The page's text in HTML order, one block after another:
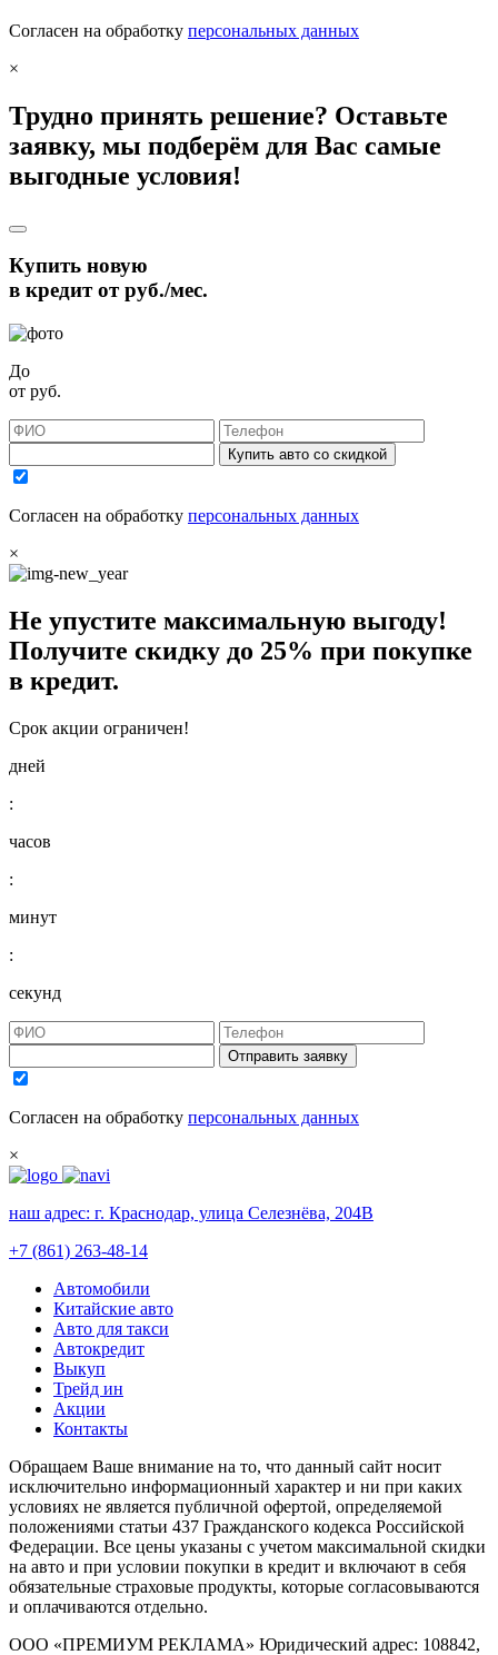
Согласен на обработку персональных данных
×
Трудно принять решение? Оставьте
заявку, мы подберём для Вас самые
выгодные условия!
Купить новую
в кредит отруб./мес.
До
от руб.
Купить авто со скидкой
Согласен на обработку персональных данных
×
Не упустите максимальную выгоду!
Получите скидку до 25% при покупке
в кредит.
Срок акции ограничен!
дней
:
часов
:
минут
:
секунд
Отправить заявку
Согласен на обработку персональных данных
×
наш адрес: г. Краснодар, улица Селезнёва, 204В
+7 (861) 263-48-14
Автомобили
Китайские авто
Авто для такси
Автокредит
Выкуп
Трейд ин
Акции
Контакты
Обращаем Ваше внимание на то, что данный сайт носит
исключительно информационный характер и ни при каких
условиях не является публичной офертой, определяемой
положениями статьи 437 Гражданского кодекса Российской
Федерации. Все цены указаны с учетом максимальной скидки
на авто и при условии покупки в кредит и включают в себя
обязательные страховые продукты, которые согласовываются
и оплачиваются отдельно.
ООО «ПРЕМИУМ РЕКЛАМА» Юридический адрес: 108842,